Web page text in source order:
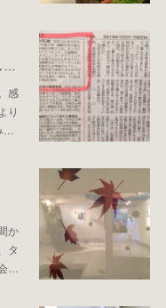
…
感
り
か
タ
…